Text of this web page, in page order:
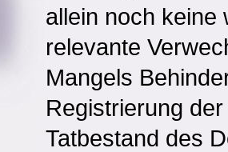
allein noch keine
relevante
Mangels
Registrierung
Tatbestand des